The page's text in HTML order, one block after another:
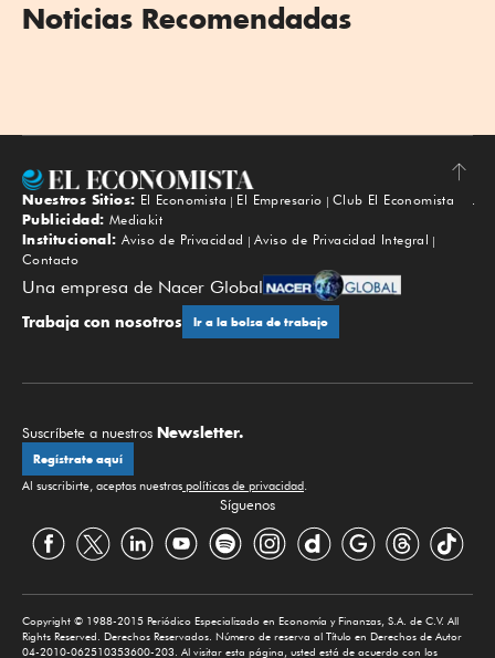
Noticias Recomendadas
Subir
Nuestros Sitios: El Economista El Empresario
Club El Economista
Publicidad: Mediakit
Institucional: Aviso de Privacidad
Aviso de Privacidad Integral
Contacto
Una empresa de Nacer Global
Trabaja con nosotros Ir a la bolsa de trabajo
Suscríbete a nuestros Newsletter.
Regístrate aquí
Al suscribirte, aceptas nuestras políticas de privacidad
Síguenos
Copyright © 1988-2015 Periódico Especializado en Economía y Finanzas, S.A. de C.V. All
Rights Reserved. Derechos Reservados. Número de reserva al Título en Derechos de Autor
04-2010-062510353600-203. Al visitar esta página, usted está de acuerdo con los